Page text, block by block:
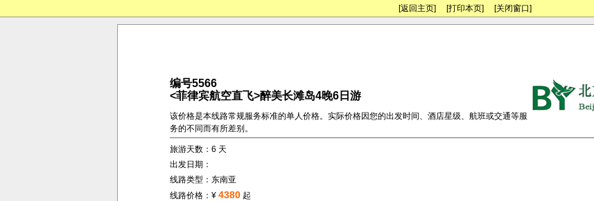
[返回主页] [打印本页] [关闭窗口]
编号5566
<菲律宾航空直飞>醉美长滩岛4晚6日游
该价格是本线路常规服务标准的单人价格。实际价格因您的出发时间、酒店星级、航班或交通等服
务的不同而有所差别。
旅游天数：6 天
出发日期：
线路类型：东南亚
线路价格：¥4380 起